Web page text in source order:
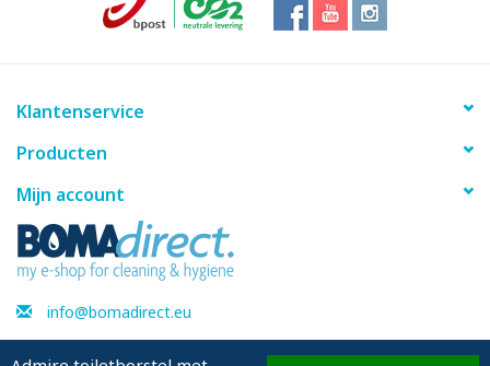
Klantenservice
Producten
Mijn account
info@bomadirect.eu